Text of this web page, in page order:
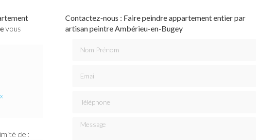
vous
de :
Contactez-nous : Faire peindre appartement entier par
artisan peintre Ambérieu-en-Bugey
Message